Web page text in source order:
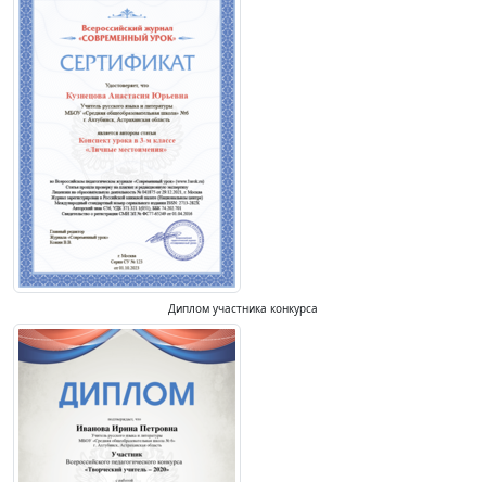
Диплом участника конкурса